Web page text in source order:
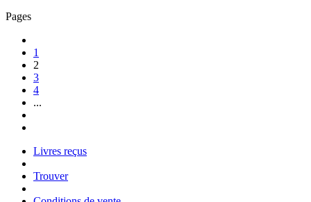
Pages
1
2
3
4
...
Livres reçus
Trouver